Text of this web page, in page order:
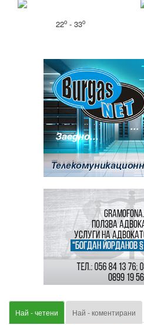
22o- 33o
Най - четени Най - коментирани